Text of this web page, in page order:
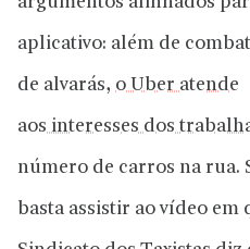
aplicativo: além de
de alvarás, o Uber atende
aos interesses dos
número de carros na rua.
basta assistir ao vídeo